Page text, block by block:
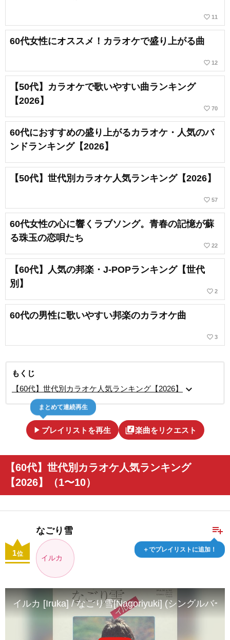
favorite_border 11
60代女性にオススメ！カラオケで盛り上がる曲
favorite_border 12
【50代】カラオケで歌いやすい曲ランキング
【2026】
favorite_border 70
60代におすすめの盛り上がるカラオケ・人気のバ
ンドランキング【2026】
【50代】世代別カラオケ人気ランキング【2026】
favorite_border 57
60代女性の心に響くラブソング。青春の記憶が蘇
る珠玉の恋唄たち
favorite_border 22
【60代】人気の邦楽・J-POPランキング【世代
別】
favorite_border 2
60代の男性に歌いやすい邦楽のカラオケ曲
favorite_border 3
もくじ
【60代】世代別カラオケ人気ランキング【2026】
expand_more
play_arrow プレイリストを再生
まとめて連続再生
library_music楽曲をリクエスト
【60代】世代別カラオケ人気ランキング
【2026】（1〜10）
playlist_add
＋でプレイリストに追加！
なごり雪
イルカ
1位
イルカ [Iruka] / なごり雪[Nagoriyuki] (シングルバー